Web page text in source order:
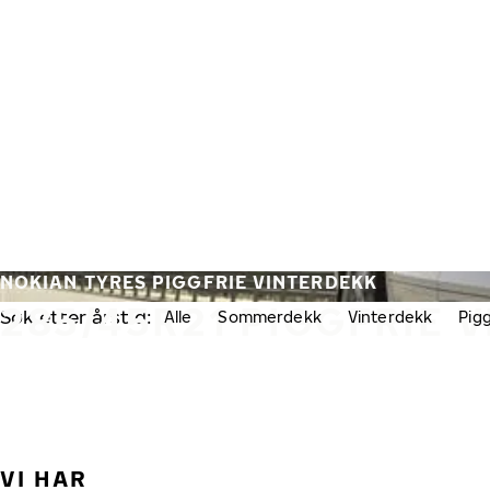
285/45R21 PIGGFRIE
NOKIAN TYRES PIGGFRIE VINTERDEKK
Søk etter årstid: Alle Sommerdekk Vinterdekk
VI HAR